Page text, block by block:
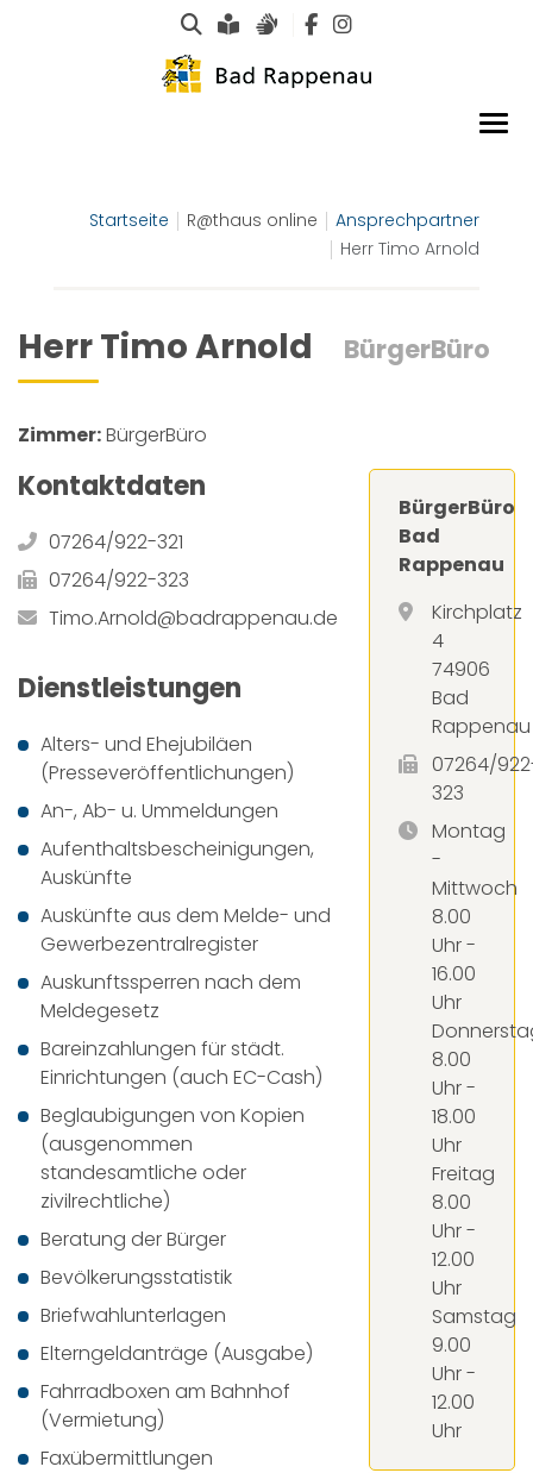
Suche
Leichte Sprache
Gebärdensprachen
Startseite R@thaus online
Ansprechpartner
Herr Timo Arnold
Herr Timo Arnold BürgerBüro
Zimmer:BürgerBüro
Kontaktdaten
07264/922-321
07264/922-323
Timo.Arnold@badrappenau.de
Dienstleistungen
Alters- und Ehejubiläen
(Presseveröffentlichungen)
An-, Ab- u. Ummeldungen
Aufenthaltsbescheinigungen,
Auskünfte
Auskünfte aus dem Melde- und
Gewerbezentralregister
Auskunftssperren nach dem
Meldegesetz
Bareinzahlungen für städt.
Einrichtungen (auch EC-Cash)
Beglaubigungen von Kopien
(ausgenommen
standesamtliche oder
zivilrechtliche)
Beratung der Bürger
Bevölkerungsstatistik
Briefwahlunterlagen
Elterngeldanträge (Ausgabe)
Fahrradboxen am Bahnhof
(Vermietung)
Faxübermittlungen
BürgerBüro
Bad
Rappenau
Kirchplatz
4
74906
Bad
Rappenau
07264/
323
Montag
-
Mittwoch
8.00
Uhr -
16.00
Uhr
8.00
Uhr -
18.00
Uhr
Freitag
8.00
Uhr -
12.00
Uhr
Samstag
9.00
Uhr -
12.00
Uhr